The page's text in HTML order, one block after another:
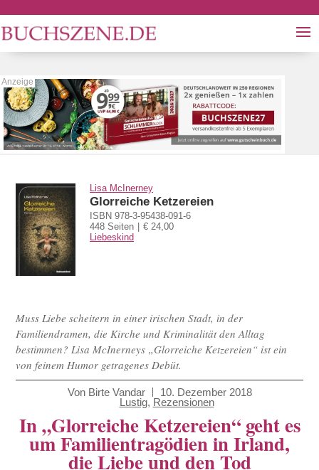
Lisa McInerney
Glorreiche Ketzereien
ISBN 978-3-95438-091-6
448 Seiten
€ 24,00
Liebeskind
Muss Liebe scheitern in einer irischen Stadt, in der
Familiendramen, die Kirche und Kriminalität den Alltag
bestimmen? Lisa McInerneys „Glorreiche Ketzereien“ ist ein
von feinem Humor getragenes Debüt.
Von Birte Vandar
10. Dezember 2018
Lustig, Rezensionen
In „Glorreiche Ketzereien“ geht es
um Familientragödien in Irland,
die Liebe und den Tod